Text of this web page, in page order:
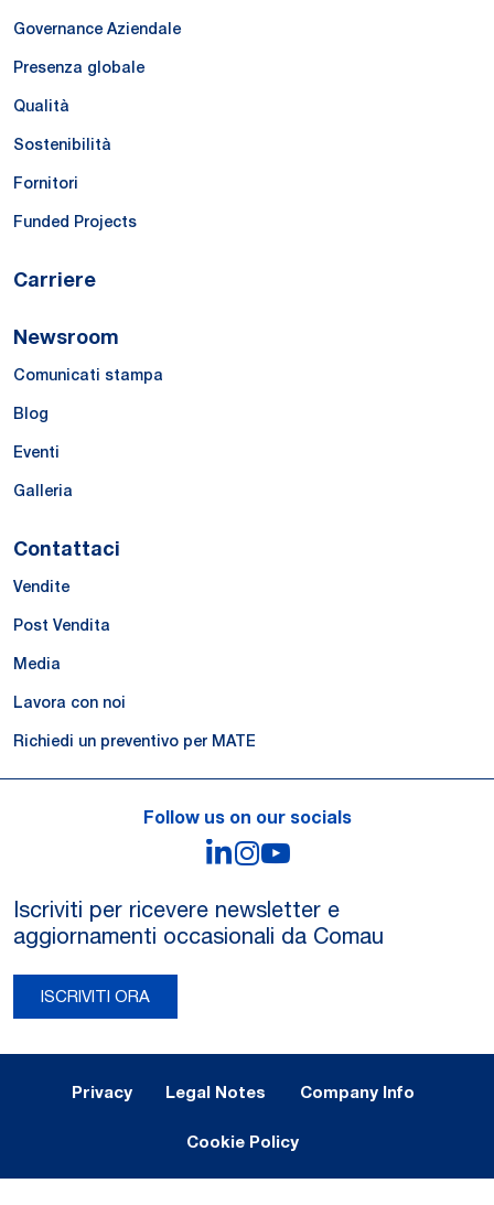
Governance Aziendale
Presenza globale
Qualità
Sostenibilità
Fornitori
Funded Projects
Carriere
Newsroom
Comunicati stampa
Blog
Eventi
Galleria
Contattaci
Vendite
Post Vendita
Media
Lavora con noi
Richiedi un preventivo per MATE
Follow us on our socials
LinkedIn
Instagram
Iscriviti per ricevere newsletter e
aggiornamenti occasionali da Comau
ISCRIVITI ORA
Privacy Legal Notes Company Info
Cookie Policy